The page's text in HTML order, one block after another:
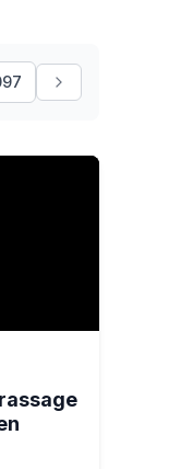
totale !
Full Body &